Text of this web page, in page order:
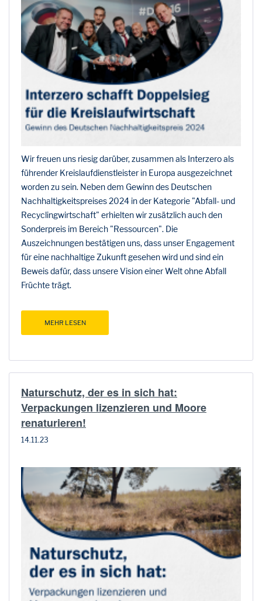
Wir freuen uns riesig darüber, zusammen als Interzero als
führender Kreislaufdienstleister in Europa ausgezeichnet
worden zu sein. Neben dem Gewinn des Deutschen
Nachhaltigkeitspreises 2024 in der Kategorie "Abfall- und
Recyclingwirtschaft" erhielten wir zusätzlich auch den
Sonderpreis im Bereich "Ressourcen". Die
Auszeichnungen bestätigen uns, dass unser Engagement
für eine nachhaltige Zukunft gesehen wird und sind ein
Beweis dafür, dass unsere Vision einer Welt ohne Abfall
Früchte trägt.
MEHR LESEN
Naturschutz, der es in sich hat:
Verpackungen lizenzieren und Moore
renaturieren!
14.11.23